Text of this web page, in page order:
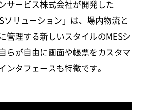
サービス株式会社が開発した
ソリューション」は、場内物流と
管理する新しいスタイルのMESシ
らが自由に画面や帳票をカスタマ
ンタフェースも特徴です。